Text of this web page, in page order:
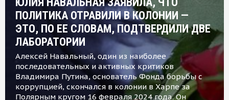
ПОЛИТИКА ОТРАВИЛИ В КОЛОНИИ —
ЭТО, ПО ЕЕ СЛОВАМ, ПОДТВЕРДИЛИ ДВЕ
ЛАБОРАТОРИИ
Алексей Навальный, один из наиболее
последовательных и активных критиков
Владимира Путина, основатель Фонда борьбы с
коррупцией, скончался в колонии в Харпе за
Полярным кругом 16 февраля 2024 года. Он